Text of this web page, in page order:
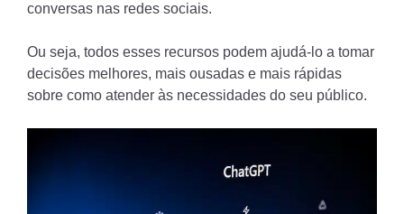
conversas nas redes sociais.
Ou seja, todos esses recursos podem ajudá-lo a tomar
decisões melhores, mais ousadas e mais rápidas
sobre como atender às necessidades do seu público.